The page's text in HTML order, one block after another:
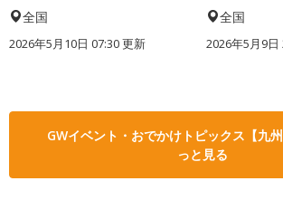
全国
2026年5月10日 07:30 更新
全国
2026年5月9日
GWイベント・おでかけトピックス【九
っと見る